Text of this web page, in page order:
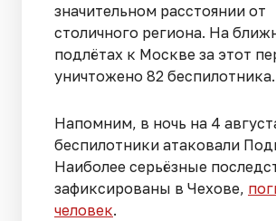
значительном расстоянии от
столичного региона. На
подлётах к Москве за этот
уничтожено 82 беспилотника.
Напомним, в ночь на 4
беспилотники атаковали
Наиболее серьёзные
зафиксированы в Чехове,
человек.